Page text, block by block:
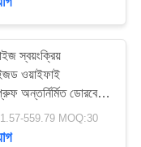
স্বয়ংক্রিয়
ওয়াইফাই
অন্তর্নির্মিত ডোরবেল
আনলক করুন Tuya
ডোর লক সঙ্গে
559.79 MOQ:30